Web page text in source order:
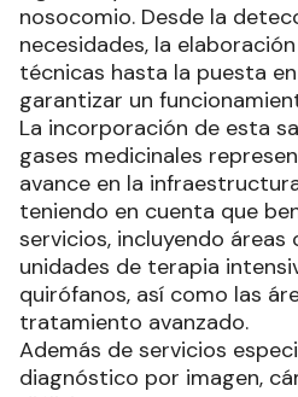
nosocomio. Desde la
necesidades, la
técnicas hasta la puesta
garantizar un
La incorporación de esta
gases medicinales
avance en la
teniendo en cuenta que
servicios, incluyendo
unidades de terapia
quirófanos, así como las
tratamiento avanzado.
Además de servicios
diagnóstico por imagen,